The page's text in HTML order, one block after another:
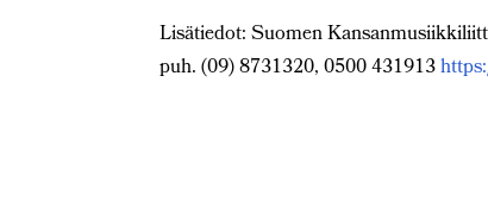
Lisätiedot: Suomen
puh. (09) 8731320, 0500 431913